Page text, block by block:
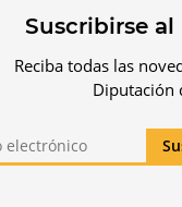
Suscribirse
Reciba todas las
Diputación